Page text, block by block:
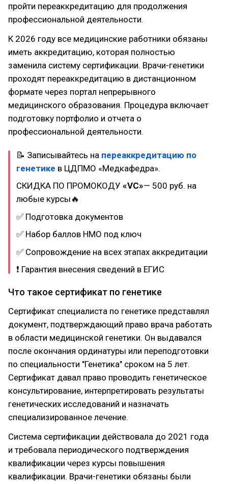
пройти переаккредитацию для продолжения
профессиональной деятельности.
К 2026 году все медицинские работники обязаны
иметь аккредитацию, которая полностью
заменила систему сертификации. Врачи-генетики
проходят переаккредитацию в дистанционном
формате через портал непрерывного
медицинского образования. Процедура включает
подготовку портфолио и отчета о
профессиональной деятельности.
📝 Записывайтесь на переаккредитацию по
генетике в ЦДПМО «Медкафедра».
СКИДКА ПО ПРОМОКОДУ «VC»— 500 руб. на
любые курсы🔥
✅ Подготовка документов
✅ Набор баллов НМО под ключ
✅ Сопровождение на всех этапах аккредитации
❗ Гарантия внесения сведений в ЕГИС
Что такое сертификат по генетике
Сертификат специалиста по генетике представлял
документ, подтверждающий право врача работать
в области медицинской генетики. Он выдавался
после окончания ординатуры или переподготовки
по специальности "Генетика" сроком на 5 лет.
Сертификат давал право проводить генетическое
консультирование, интерпретировать результаты
генетических исследований и назначать
специализированное лечение.
Система сертификации действовала до 2021 года
и требовала периодического подтверждения
квалификации через курсы повышения
квалификации. Врачи-генетики обязаны были